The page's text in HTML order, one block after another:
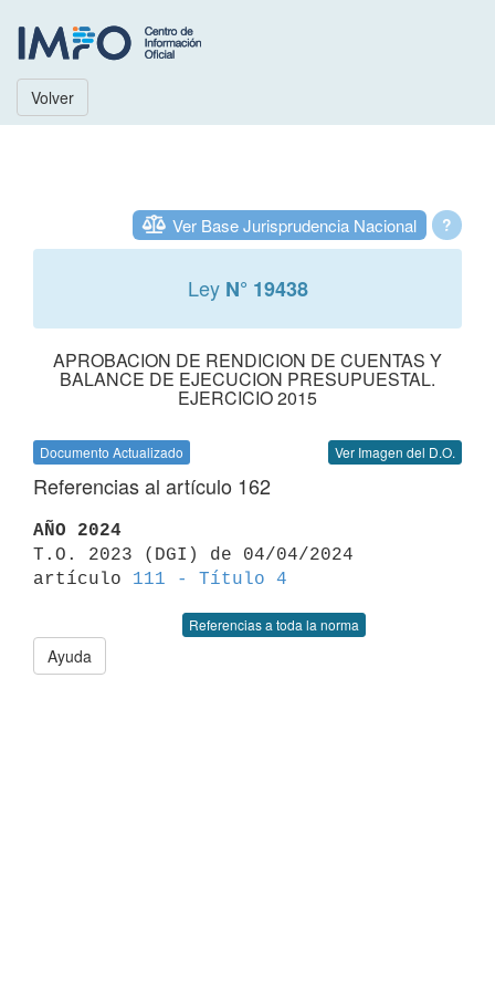
Volver
?
Ver Base Jurisprudencia Nacional
Ley N° 19438
APROBACION DE RENDICION DE CUENTAS Y
BALANCE DE EJECUCION PRESUPUESTAL.
EJERCICIO 2015
Documento Actualizado Ver Imagen del D.O.
Referencias al artículo 162
AÑO 2024
T.O. 2023 (DGI) de 04/04/2024
artículo 111 - Título 4
Referencias a toda la norma
Ayuda